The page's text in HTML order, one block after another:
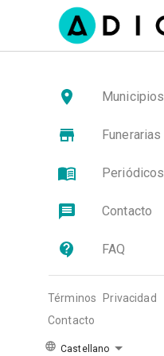
Municipios
Funerarias
Periódicos
Contacto
FAQ
Términos
Privacidad
Contacto
Castellano